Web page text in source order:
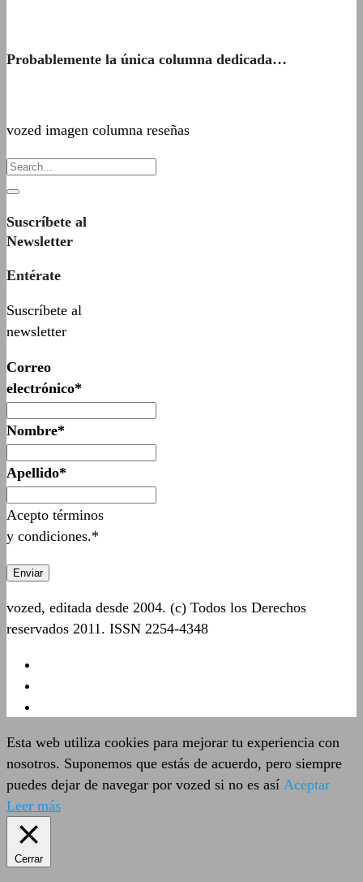
Probablemente la única columna dedicada…
vozed imagen columna reseñas
Suscríbete al
Newsletter
Entérate
Suscríbete al
newsletter
Correo
electrónico*
Nombre*
Apellido*
Acepto términos
y condiciones.*
vozed, editada desde 2004. (c) Todos los Derechos
reservados 2011. ISSN 2254-4348
Esta web utiliza cookies para mejorar tu experiencia con
nosotros. Suponemos que estás de acuerdo, pero siempre
puedes dejar de navegar por vozed si no es así Aceptar
Leer más
Cerrar